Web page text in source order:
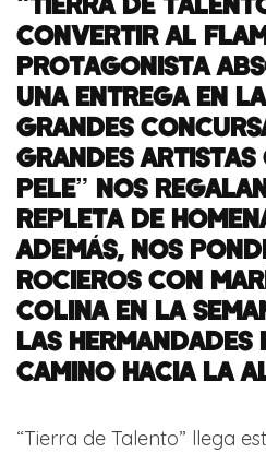
CONVERTIR AL
PROTAGONISTA
UNA ENTREGA EN
GRANDES
GRANDES
PELE” NOS
REPLETA DE
ADEMÁS, NOS
ROCIEROS CON
COLINA EN LA
LAS HERMANDADES
CAMINO HACIA LA
“Tierra de Talento” llega